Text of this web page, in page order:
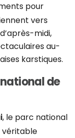
pour
vers
midi,
au-
karstiques.
de
, le parc national
véritable